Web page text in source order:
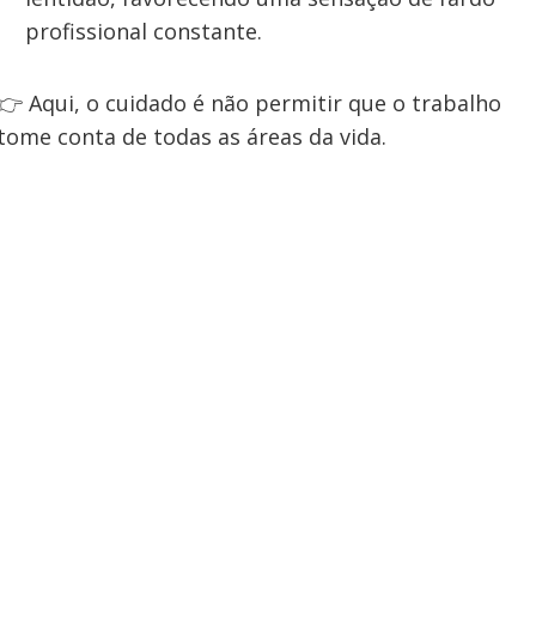
profissional constante.
Aqui, o cuidado é não permitir que o trabalho
conta de todas as áreas da vida.